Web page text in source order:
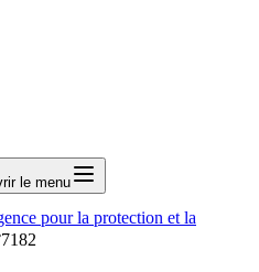
le menu
pour la protection et la
7182